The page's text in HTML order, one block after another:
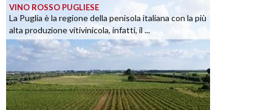
VINO ROSSO PUGLIESE
La Puglia è la regione della penisola italiana con la più
alta produzione vitivinicola, infatti, il ...